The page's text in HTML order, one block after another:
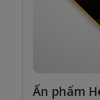
Ấn phẩm